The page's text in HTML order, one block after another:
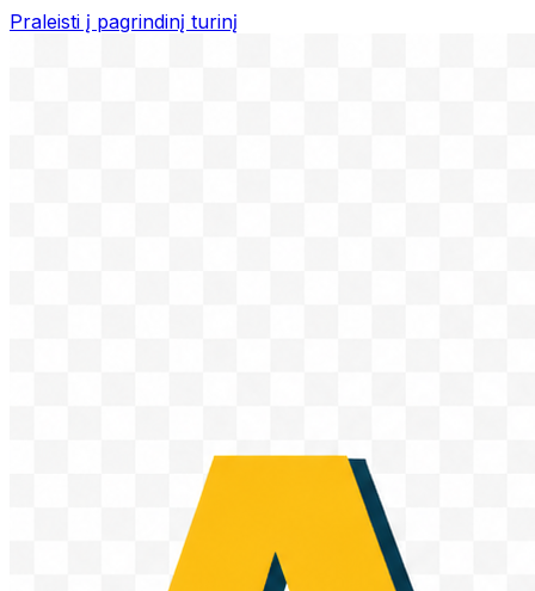
Praleisti į pagrindinį turinį